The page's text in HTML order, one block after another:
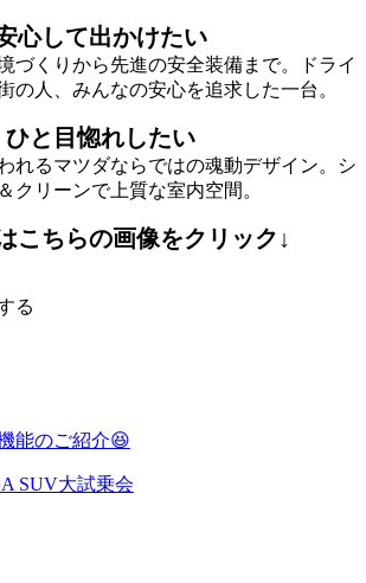
心して出かけたい
づくりから先進の安全装備まで。ドライ
の人、みんなの安心を追求した一台。
ひと目惚れしたい
れるマツダならではの魂動デザイン。シ
クリーンで上質な室内空間。
こちらの画像をクリック↓
る
能のご紹介😆
SUV大試乗会